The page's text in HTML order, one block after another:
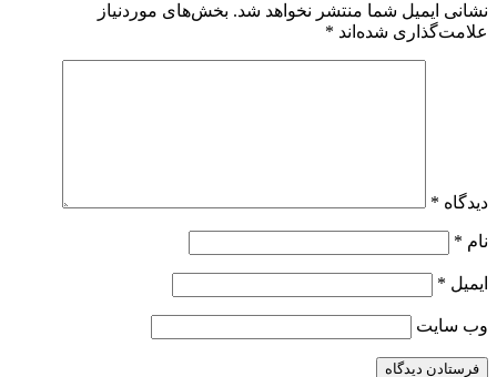
نشانی ایمیل شما منتشر نخواهد شد. بخش‌های موردنیاز
علامت‌گذاری شده‌اند *
دیدگاه *
نام *
ایمیل *
وب‌ سایت